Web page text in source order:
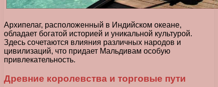
Архипелаг, расположенный в Индийском океане,
обладает богатой историей и уникальной культурой.
Здесь сочетаются влияния различных народов и
цивилизаций, что придает Мальдивам особую
привлекательность.
Древние королевства и торговые пути